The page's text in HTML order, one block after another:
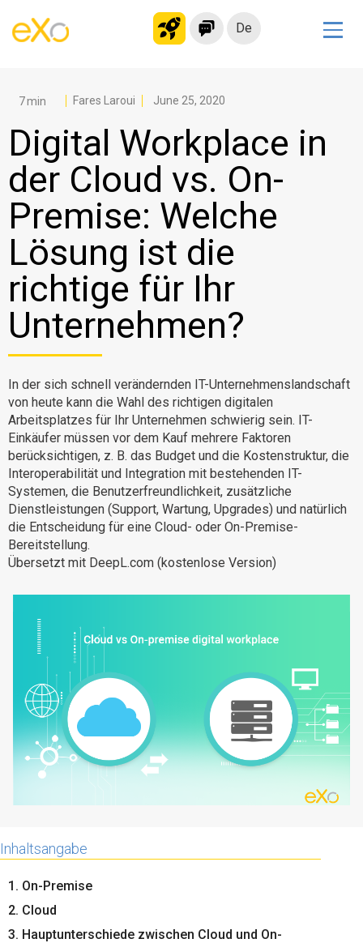
De
Modernes Intranet
kollaborationsplattform
Soziales Netzwerk
Wissensmanagement
Bewerbungsportal
Migration zur eXo Platform
Produkt
Plattform-Übersicht
Warum eXo
Internationalisierung
Mobil
Integrationen
Kontrollierte KI
Architektur
Sicherheit
Open Source
Kontakt
Fares Laroui June 25, 2020
Digital Workplace in
der Cloud vs. On-
Premise: Welche
Lösung ist die
richtige für Ihr
Unternehmen?
In der sich schnell verändernden IT-Unternehmenslandschaft
von heute kann die Wahl des richtigen digitalen
Arbeitsplatzes für Ihr Unternehmen schwierig sein. IT-
Einkäufer müssen vor dem Kauf mehrere Faktoren
berücksichtigen, z. B. das Budget und die Kostenstruktur, die
Interoperabilität und Integration mit bestehenden IT-
Systemen, die Benutzerfreundlichkeit, zusätzliche
Dienstleistungen (Support, Wartung, Upgrades) und natürlich
die Entscheidung für eine Cloud- oder On-Premise-
Bereitstellung.
Übersetzt mit DeepL.com (kostenlose Version)
Inhaltsangabe
1. On-Premise
2. Cloud
3. Hauptunterschiede zwischen Cloud und On-